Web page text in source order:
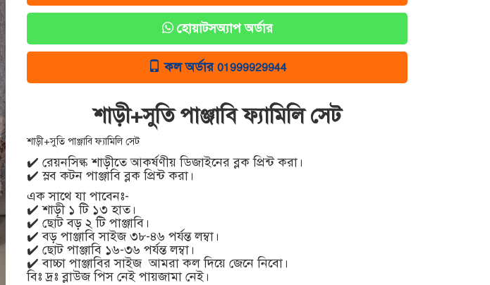
হোয়াটসঅ্যাপ অর্ডার
কল অর্ডার 01999929944
শাড়ী+সুতি পাঞ্জাবি ফ্যামিলি সেট
শাড়ী+সুতি পাঞ্জাবি ফ্যামিলি সেট
✔️ রেয়নসিল্ক শাড়ীতে আকর্ষণীয় ডিজাইনের ব্লক প্রিন্ট করা।
✔️ স্লব কটন পাঞ্জাবি ব্লক প্রিন্ট করা।
এক সাথে যা পাবেনঃ-
✔️ শাড়ী ১ টি ১৩ হাত।
✔️ ছোট বড় ২ টি পাঞ্জাবি।
✔️ বড় পাঞ্জাবি সাইজ ৩৮-৪৬ পর্যন্ত লম্বা।
✔️ ছোট পাঞ্জাবি ১৬-৩৬ পর্যন্ত লম্বা।
✔️ বাচ্চা পাঞ্জাবির সাইজ আমরা কল দিয়ে জেনে নিবো।
বিঃ দ্রঃ ব্লাউজ পিস নেই পায়জামা নেই।